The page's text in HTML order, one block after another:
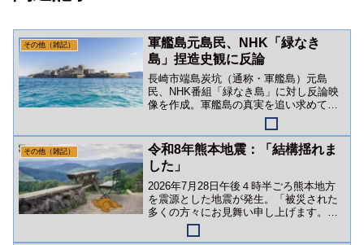
その他（雑記）
軍艦島元島民、NHK「緑なき
島」捏造史観に反論
長崎市端島炭坑（通称・軍艦島）元島
民、NHK番組「緑なき島」に対し反論映
像を作成。軍艦島の真実を追い求めて～
報道の噓と戦い続ける元島民たち～
その他（雑記）
令和8年熊本地震：「結構揺れま
した」
2026年7月28日午後４時半ごろ熊本地方
を震源とした地震が発生。「被災された
多くの方々にお見舞い申し上げます。」
幸い、タヌキ一家には被害はありません
でした。